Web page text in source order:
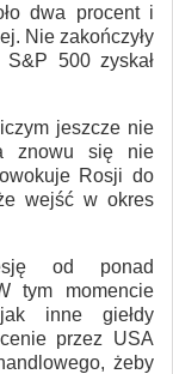
dwa procent i
Nie zakończyły
500 zyskał
jeszcze nie
znowu się nie
Rosji do
wejść w okres
od ponad
tym momencie
inne giełdy
przez USA
żeby